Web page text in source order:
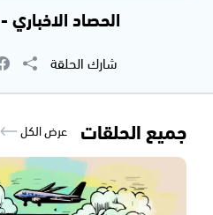
الحصاد الاخباري - 06.10.2021
شارك الحلقة
جميع الحلقات عرض الكل